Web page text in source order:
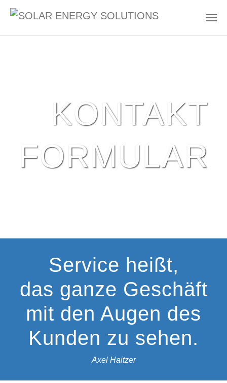
KONTAKT
FORMULAR
Service heißt,
das ganze Geschäft
mit den Augen des
Kunden zu sehen.
Axel Haitzer